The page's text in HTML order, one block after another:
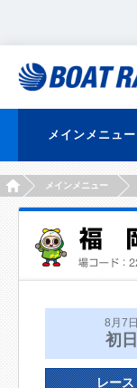
メインメニュー
HOMEメインメニュー
8月7日
初日
レース